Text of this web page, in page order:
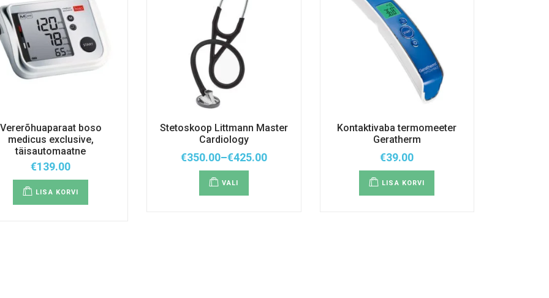
Vererõhuaparaat boso
medicus exclusive,
täisautomaatne
€139.00
LISA KORVI
Stetoskoop Littmann Master
Cardiology
€350.00–€425.00
Hinnavahemik:
€350.00
kuni
€425.00
VALI
mitu
Kontaktivaba termomeeter
Geratherm
€39.00
LISA KORVI